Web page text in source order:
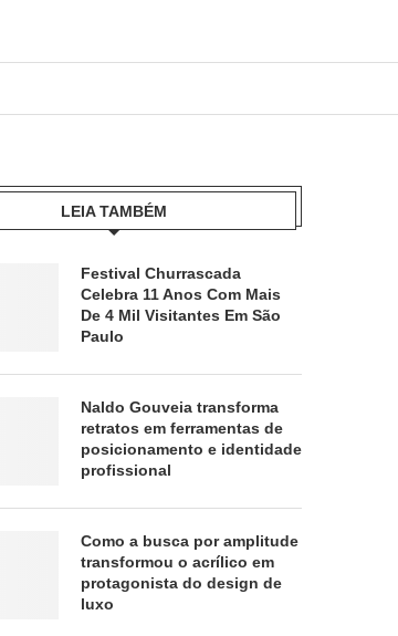
LEIA TAMBÉM
Festival Churrascada
Celebra 11 Anos Com Mais
De 4 Mil Visitantes Em São
Paulo
Naldo Gouveia transforma
retratos em ferramentas de
posicionamento e identidade
profissional
Como a busca por amplitude
transformou o acrílico em
protagonista do design de
luxo